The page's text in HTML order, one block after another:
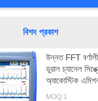
বিশদ প্রকাশ
উন্নত FFT
ডুয়াল চ্যানেল
অ্যাকোস্টিক
ডিটেক্টর ঐচ্ছিক
MOQ:1